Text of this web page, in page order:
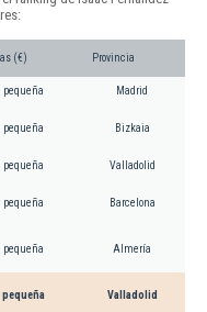
(€) Provincia
pequeña Madrid
pequeña Bizkaia
pequeña Valladolid
pequeña Barcelona
pequeña Almería
pequeña Valladolid